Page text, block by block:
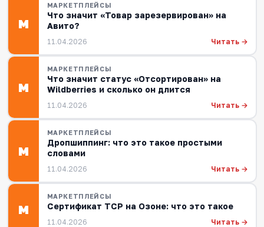
М
МАРКЕТПЛЕЙСЫ
Что значит «Товар зарезервирован» на
Авито?
11.04.2026 Читать →
М
МАРКЕТПЛЕЙСЫ
Что значит статус «Отсортирован» на
Wildberries и сколько он длится
11.04.2026 Читать →
М
МАРКЕТПЛЕЙСЫ
Дропшиппинг: что это такое простыми
словами
11.04.2026 Читать →
М
МАРКЕТПЛЕЙСЫ
Сертификат ТСР на Озоне: что это такое
11.04.2026 Читать →